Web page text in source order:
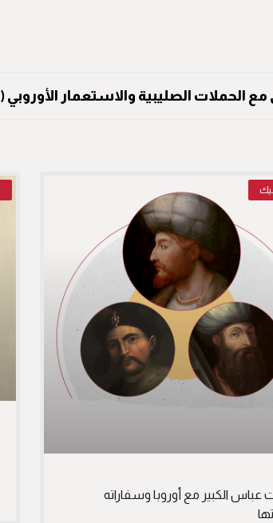
الحملات الصليبية والاستعمار الأوروبي (3)
عباس الكبير مع أوروبا وسفاراته